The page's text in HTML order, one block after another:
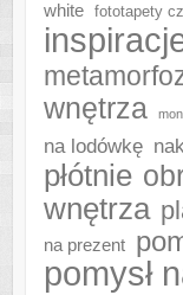
white
fototapety
wnętrza
na lodówkę
płótnie
wnętrza
na prezent
pomysł